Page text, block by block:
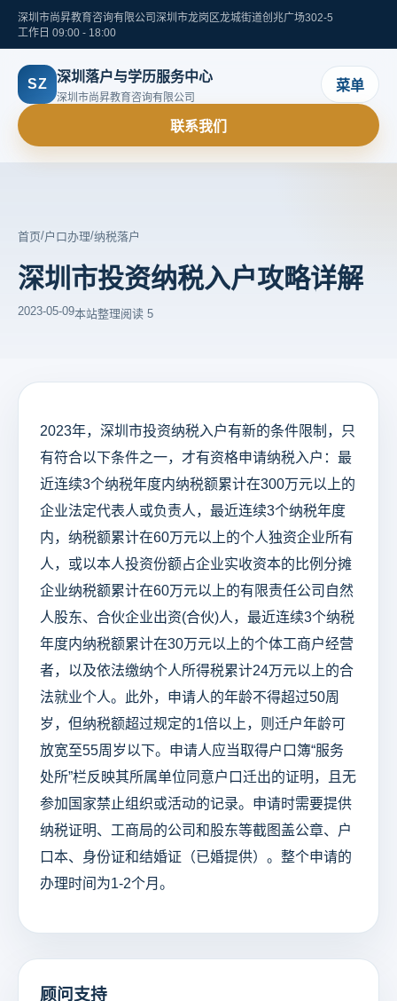
深圳市尚昇教育咨询有限公司 深圳市龙岗区龙城街道创兆广场302-5
工作日 09:00 - 18:00
SZ 深圳落户与学历服务中心
深圳市尚昇教育咨询有限公司
菜单
联系我们
首页/户口办理/纳税落户
深圳市投资纳税入户攻略详解
2023-05-09本站整理阅读 5
2023年，深圳市投资纳税入户有新的条件限制，只
有符合以下条件之一，才有资格申请纳税入户：最
近连续3个纳税年度内纳税额累计在300万元以上的
企业法定代表人或负责人，最近连续3个纳税年度
内，纳税额累计在60万元以上的个人独资企业所有
人，或以本人投资份额占企业实收资本的比例分摊
企业纳税额累计在60万元以上的有限责任公司自然
人股东、合伙企业出资(合伙)人，最近连续3个纳税
年度内纳税额累计在30万元以上的个体工商户经营
者，以及依法缴纳个人所得税累计24万元以上的合
法就业个人。此外，申请人的年龄不得超过50周
岁，但纳税额超过规定的1倍以上，则迁户年龄可
放宽至55周岁以下。申请人应当取得户口簿“服务
处所”栏反映其所属单位同意户口迁出的证明，且无
参加国家禁止组织或活动的记录。申请时需要提供
纳税证明、工商局的公司和股东等截图盖公章、户
口本、身份证和结婚证（已婚提供）。整个申请的
办理时间为1-2个月。
顾问支持